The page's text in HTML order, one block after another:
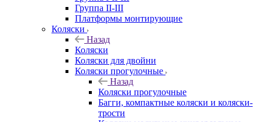
Группа II-III
Платформы монтирующие
Коляски
Назад
Коляски
Коляски для двойни
Коляски прогулочные
Назад
Коляски прогулочные
Багги, компактные коляски и коляски-
трости